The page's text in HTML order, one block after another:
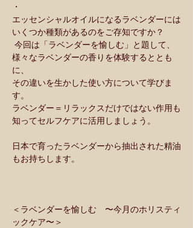
・
エッセンシャルオイルになるラベンダーには
いくつか種類があるのをご存知ですか？
様々なラベンダーの香りを体験するととも
に、
その違いを生かした使い方について学びま
す。
ラベンダー＝リラックスだけではない作用も
知ってセルフケアに活用しましょう。
日本で育ったラベンダーから抽出された精油
もお持ちします。
＜ラベンダーを愉しむ　〜今月のホリスティ
ックケア〜＞